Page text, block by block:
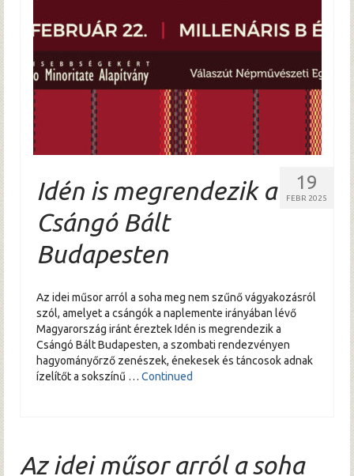
19
FEBR 2025
Idén is megrendezik a
Csángó Bált
Budapesten
Az idei műsor arról a soha meg nem szűnő vágyakozásról
szól, amelyet a csángók a naplemente irányában lévő
Magyarország iránt éreztek Idén is megrendezik a
Csángó Bált Budapesten, a szombati rendezvényen
hagyományőrző zenészek, énekesek és táncosok adnak
ízelítőt a sokszínű … Continued
Az idei műsor arról a soha